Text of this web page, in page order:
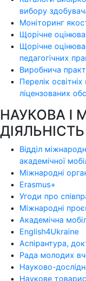
вибору
Моніторинг
Щорічне
Щорічне
педагогічних
Виробнича
Перелік
ліцензoваних
НАУКОВА І
ДІЯЛЬНІСТЬ
Відділ
академічної
Міжнародні
Erasmus+
Угоди про
Міжнародні
Академічна
English4Ukraine
Аспірантура,
Рада молодих
Науково-
Наукове